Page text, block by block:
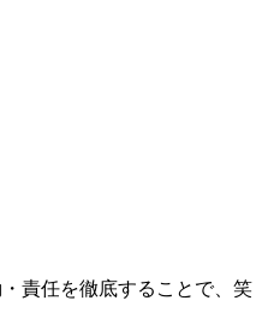
責任を徹底することで、笑